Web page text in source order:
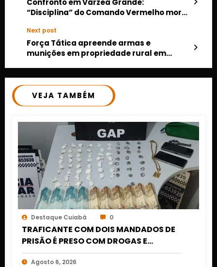
Confronto em Várzea Grande:
“Disciplina” do Comando Vermelho morre
Next post
Força Tática apreende armas e
munições em propriedade rural em
VEJA TAMBÉM
Destaque Cuiabá 0
TRAFICANTE COM DOIS MANDADOS DE
PRISÃO É PRESO COM DROGAS E
DINHEIRO NO 1º DE MARÇO EM CUIABÁ
Agosto 6, 2026